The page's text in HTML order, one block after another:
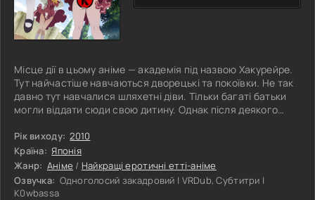
Місце дії в цьому аніме — академія під назвою Хакурейре.
Тут найчастіше навчаються дворецькі та покоївки. Не так
давно тут навчалися шляхетні діви. Тільки багаті батьки
могли віддати сюди свою дитину. Однак після деякого
приходити покоївки з дворецькими. Навіть бідним людям
дозволяли вчитися. Акіхару був повним сиротою, якого
прийняв цей навчальний заклад. Юнакові дуже хотілося
стати саме дворецьким. Але під час першого дня у нього
Рік виходу: 2010
Країна: Японія
Жанр: Аніме / Найкращі еротичні етті-аніме
Озвучка: Одноголосий закадровий | VRDub, Субтитри |
K0wbassa